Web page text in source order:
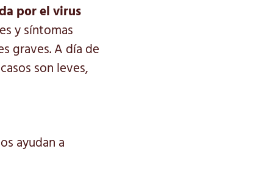
por el virus
y síntomas
graves. A día de
son leves,
ayudan a